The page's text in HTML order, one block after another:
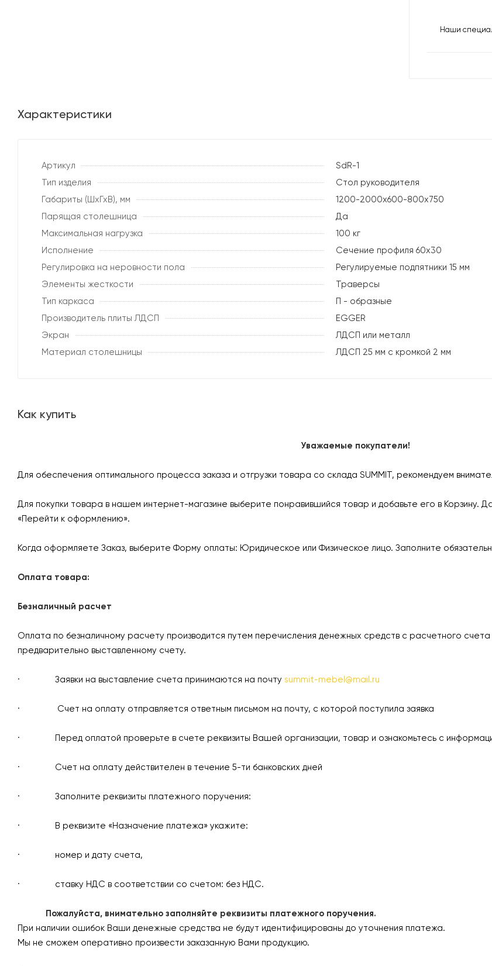
Наши
Характеристики
Артикул
SdR-1
Тип изделия
Стол руководителя
Габариты (ШхГхВ), мм
1200-2000х600-800х750
Парящая столешница
Да
Максимальная нагрузка
100 кг
Исполнение
Сечение профиля 60х30
Регулировка на неровности пола
Регулируемые подпятники 15 мм
Элементы жесткости
Траверсы
Тип каркаса
П - образные
Производитель плиты ЛДСП
EGGER
Экран
ЛДСП или металл
Материал столешницы
ЛДСП 25 мм с кромкой 2 мм
Как купить
Уважаемые покупатели!
Для обеспечения оптимального процесса заказа и отгрузки товара со склада SUMMIT, рекомендуем
Для покупки товара в нашем интернет-магазине выберите понравившийся товар и добавьте его в Корзину.
«Перейти к оформлению».
Когда оформляете Заказ, выберите Форму оплаты: Юридическое или Физическое лицо. Заполните
Оплата товара:
Безналичный расчет
Оплата по безналичному расчету производится путем перечисления денежных средств с расчетного
предварительно выставленному счету.
· Заявки на выставление счета принимаются на почту summit-mebel@mail.ru
· Счет на оплату отправляется ответным письмом на почту, с которой поступила заявка
· Перед оплатой проверьте в счете реквизиты Вашей организации, товар и ознакомьтесь с
· Счет на оплату действителен в течение 5-ти банковских дней
· Заполните реквизиты платежного поручения:
· В реквизите «Назначение платежа» укажите:
· номер и дату счета,
· ставку НДС в соответствии со счетом: без НДС.
Пожалуйста, внимательно заполняйте реквизиты платежного поручения.
При наличии ошибок Ваши денежные средства не будут идентифицированы до уточнения платежа.
Мы не сможем оперативно произвести заказанную Вами продукцию.